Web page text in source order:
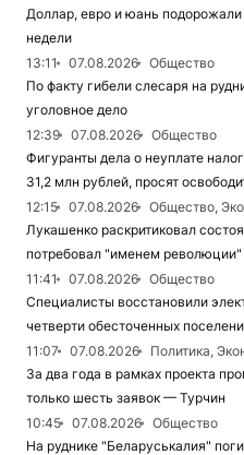
Доллар, евро и юань
недели
13:11
07.08.2026
Общество
По факту гибели слесаря на
уголовное дело
12:39
07.08.2026
Общество
Фигуранты дела о неуплате
31,2 млн рублей, просят
12:15
07.08.2026
Общество,
Лукашенко раскритиковал
потребовал "именем революции"
11:41
07.08.2026
Общество
Специалисты восстановили
четверти обесточенных
11:07
07.08.2026
Политика,
За два года в рамках проекта
только шесть заявок — Турчин
10:45
07.08.2026
Общество
На руднике "Беларуськалия"